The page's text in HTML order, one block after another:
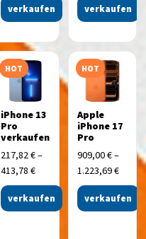
verkaufen verkaufen
HOT
iPhone 13
Pro
verkaufen
217,82€–
413,78 €
verkaufen
HOT
Apple
iPhone 17
Pro
909,00€–
1.223,69€
verkaufen